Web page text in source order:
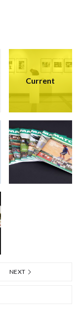
Current
NEXT